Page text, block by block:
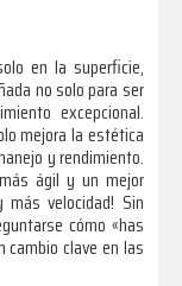
en la superficie,
no solo para ser
excepcional.
mejora la estética
y rendimiento.
ágil y un mejor
más velocidad! Sin
cómo «has
cambio clave en las